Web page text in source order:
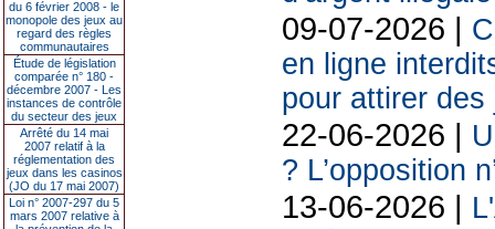
du 6 février 2008 - le
monopole des jeux au
regard des règles
communautaires
Étude de législation
comparée n° 180 -
décembre 2007 - Les
instances de contrôle
du secteur des jeux
Arrêté du 14 mai
2007 relatif à la
réglementation des
jeux dans les casinos
(JO du 17 mai 2007)
Loi n° 2007-297 du 5
mars 2007 relative à
09-07-2026 |
en ligne
pour attirer des
22-06-2026 |
? L’opposition
13-06-2026 |